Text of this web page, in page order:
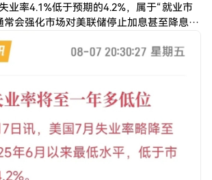
业率4.1%低于预期的4.2%，属于“就业市
常会强化市场对美联储停止加息甚至降息的
币和以太坊等风险资产。因此，短线逻辑
市场可能已